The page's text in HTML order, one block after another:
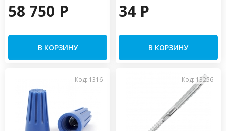
58 750 P
В КОРЗИНУ
34 P
В КОРЗИНУ
Код: 1316 Код: 13256